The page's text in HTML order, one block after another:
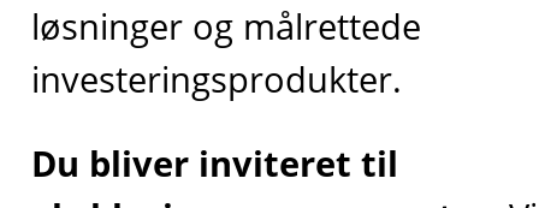
løsninger og målrettede
investeringsprodukter.
Du bliver inviteret til